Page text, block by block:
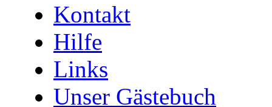
Kontakt
Hilfe
Links
Unser Gästebuch